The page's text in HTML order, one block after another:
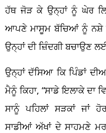
ਹੱਥ ਜੋੜ ਕੇ ਉਨ੍ਹਾਂ ਨੂੰ ਘੇਰ
ਆਪਣੇ ਮਾਸੂਮ ਬੱਚਿਆਂ ਨੂੰ ਨਸ਼ੇ
ਉਨ੍ਹਾਂ ਦੀ ਜ਼ਿੰਦਗੀ ਬਚਾਉਣ
ਉਨ੍ਹਾਂ ਦੱਸਿਆ ਕਿ ਪਿੰਡਾਂ
ਮੈਨੂੰ ਕਿਹਾ, “ਸਾਡੇ ਇਲਾਕੇ ਦਾ
ਸਾਨੂੰ ਪਹਿਲਾਂ ਸੜਕਾਂ ਜਾਂ
ਸਾਡੀਆਂ ਅੱਖਾਂ ਦੇ ਸਾਹਮਣੇ